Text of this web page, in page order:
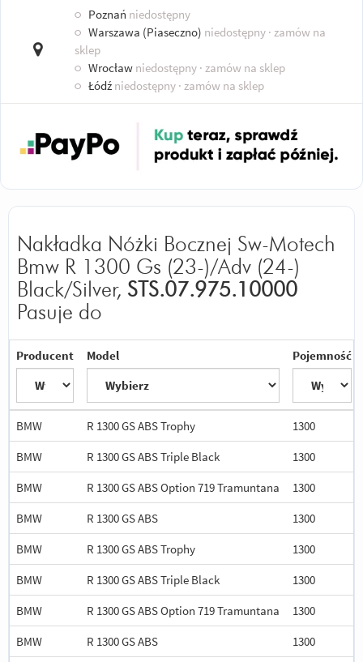
○ Poznań niedostępny
○ Warszawa (Piaseczno) niedostępny · zamów na
sklep
○ Wrocław niedostępny · zamów na sklep
○ Łódź niedostępny · zamów na sklep
Nakładka Nóżki Bocznej Sw-Motech
Bmw R 1300 Gs (23-)/Adv (24-)
Black/Silver, STS.07.975.10000
Pasuje do
Producent Model Pojemność
BMW R 1300 GS ABS Trophy
1300
BMW
R 1300 GS ABS Triple Black
1300
BMW
R 1300 GS ABS Option 719 Tramuntana
1300
BMW
R 1300 GS ABS
1300
BMW
R 1300 GS ABS Trophy
1300
BMW
R 1300 GS ABS Triple Black
1300
BMW
R 1300 GS ABS Option 719 Tramuntana
1300
BMW
R 1300 GS ABS
1300